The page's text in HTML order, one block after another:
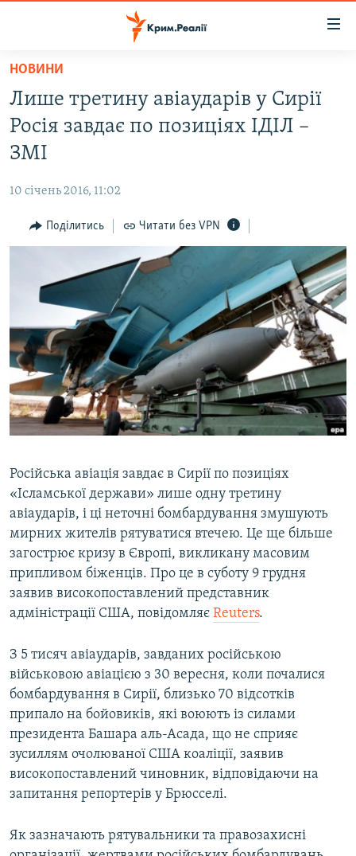
Перейти
основного
матеріалу
Перейти
до
основної
Перейти
до
ВОДА.КРИМ
ВІДЕО ТА ФОТО
БЛОГИ
ПОГЛЯД
ВСЕ ЗА ДЕНЬ
СПЕЦПРОЕКТИ
ДЕПОРТАЦІЯ
ВІДЕОУРОКИ «ELIFBE»
СВІДЧЕННЯ ОКУПАЦІЇ
УКРАЇНСЬКА ПРОБЛЕМА КРИМУ
ЯК ОБІЙТИ БЛОКУВАННЯ
Русский
Qırımtatar
Усі сайти RFE/RL
НОВИНИ
Лише третину авіаударів у Сирії
Росія завдає по позиціях ІДІЛ –
ЗМІ
10 січень 2016, 11:02
Поділитись Читати без VPN
Російська авіація завдає в Сирії по позиціях
«Ісламської держави» лише одну третину
авіаударів, і ці неточні бомбардування змушують
мирних жителів рятуватися втечею. Це ще більше
загострює кризу в Європі, викликану масовим
припливом біженців. Про це в суботу 9 грудня
заявив високопоставлений представник
адміністрації США, повідомляє Reuters.
З 5 тисяч авіаударів, завданих російською
військовою авіацією з 30 вересня, коли почалися
бомбардування в Сирії, близько 70 відсотків
припало на бойовиків, які воюють із силами
президента Башара аль-Асада, що не сприяє
зусиллям очолюваної США коаліції, заявив
високопоставлений чиновник, відповідаючи на
запитання репортерів у Брюсселі.
Як зазначають рятувальники та правозахисні